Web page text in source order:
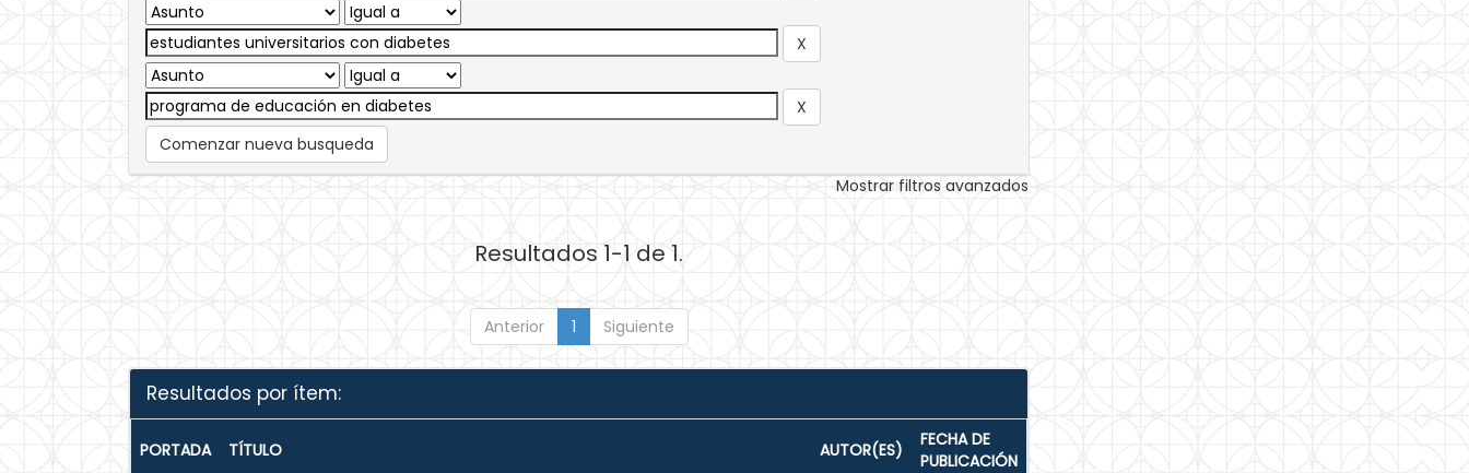
Comenzar nueva busqueda
Mostrar filtros avanzados
Resultados 1-1 de 1.
Anterior 1 Siguiente
Resultados por ítem:
PORTADA TÍTULO AUTOR(ES)
FECHA DE
PUBLICACIÓN